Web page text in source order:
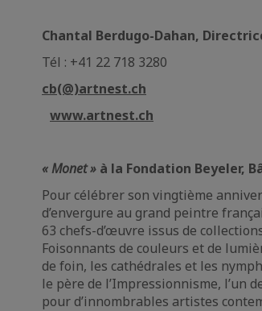
Chantal Berdugo-Dahan,
Tél : +41 22 718 3280
cb(@)artnest.ch
www.artnest.ch
« Monet » à la Fondation Beyeler,
Pour célébrer son vingtième
d’envergure au grand peintre
63 chefs-d’œuvre issus de
Foisonnants de couleurs et de
de foin, les cathédrales et les
le père de l’Impressionnisme, l’un
pour d’innombrables artistes